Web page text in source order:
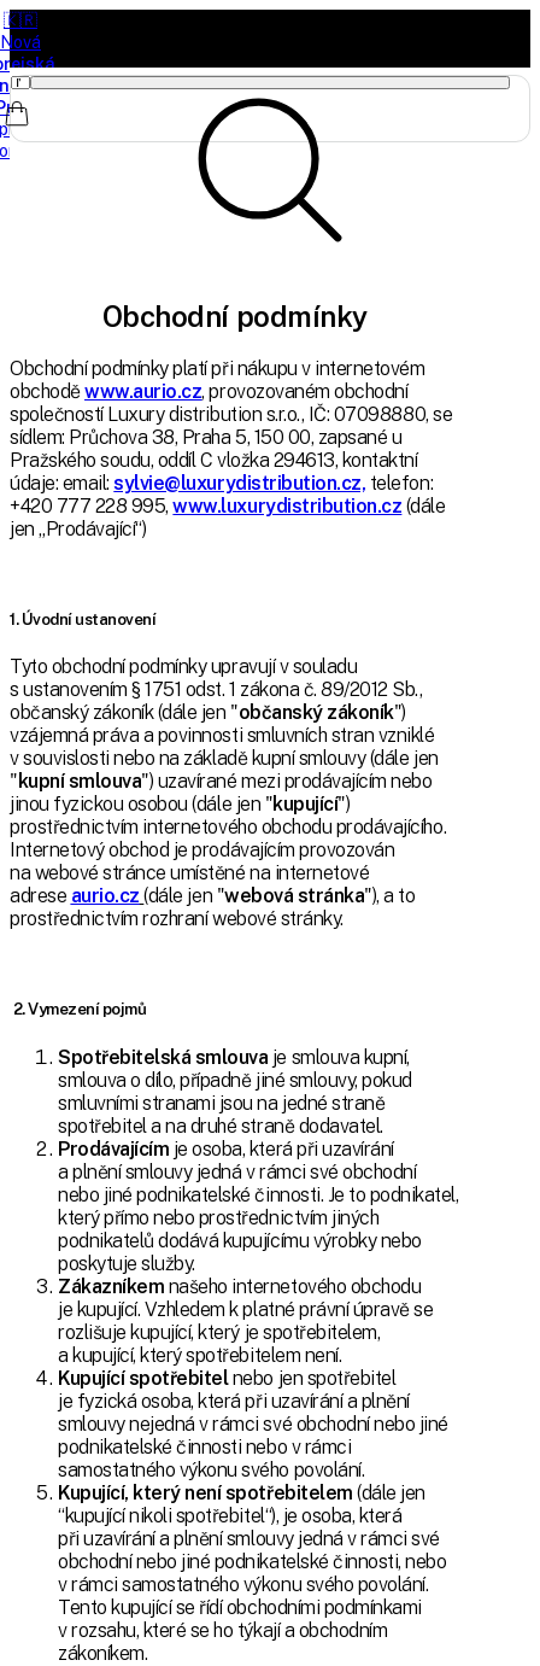
🇰🇷
Nová
Obchodní podmínky
Obchodní podmínky platí při nákupu v internetovém
obchoděwww.aurio.cz, provozovaném obchodní
společností Luxury distribution s.r.o., IČ: 07098880, se
sídlem: Průchova 38, Praha 5, 150 00, zapsané u
Pražského soudu, oddíl C vložka 294613, kontaktní
údaje: email:sylvie@luxurydistribution.cz, telefon:
+420 777 228 995,www.luxurydistribution.cz (dále
jen „Prodávající“)
1. Úvodní ustanovení
Tyto obchodní podmínky upravují v souladu
s ustanovením § 1751 odst. 1 zákona č. 89/2012 Sb.,
občanský zákoník (dále jen "občanský zákoník")
vzájemná práva a povinnosti smluvních stran vzniklé
v souvislosti nebo na základě kupní smlouvy (dále jen
" kupní smlouva") uzavírané mezi prodávajícím nebo
jinou fyzickou osobou (dále jen "kupující")
prostřednictvím internetového obchodu prodávajícího.
Internetový obchod je prodávajícím provozován
na webové stránce umístěné na internetové
adrese aurio.cz (dále jen "webová stránka"), a to
prostřednictvím rozhraní webové stránky.
2. Vymezení pojmů
Spotřebitelská smlouva je smlouva kupní,
smlouva o dílo, případně jiné smlouvy, pokud
smluvními stranami jsou na jedné straně
spotřebitel a na druhé straně dodavatel.
Prodávajícím je osoba, která při uzavírání
a plnění smlouvy jedná v rámci své obchodní
nebo jiné podnikatelské činnosti. Je to podnikatel,
který přímo nebo prostřednictvím jiných
podnikatelů dodává kupujícímu výrobky nebo
poskytuje služby.
Zákazníkem našeho internetového obchodu
je kupující. Vzhledem k platné právní úpravě se
rozlišuje kupující, který je spotřebitelem,
a kupující, který spotřebitelem není.
Kupující spotřebitelnebo jen spotřebitel
je fyzická osoba, která při uzavírání a plnění
smlouvy nejedná v rámci své obchodní nebo jiné
podnikatelské činnosti nebo v rámci
samostatného výkonu svého povolání.
Kupující, který není spotřebitelem(dále jen
“kupující nikoli spotřebitel“), je osoba, která
při uzavírání a plnění smlouvy jedná v rámci své
obchodní nebo jiné podnikatelské činnosti, nebo
v rámci samostatného výkonu svého povolání.
Tento kupující se řídí obchodními podmínkami
v rozsahu, které se ho týkají a obchodním
zákoníkem.